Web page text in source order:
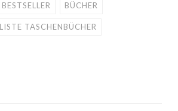
BESTSELLER BÜCHER
TASCHENBÜCHER